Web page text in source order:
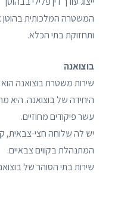
המשטרה המלכותית בהוטן
ותחזוקת בתי הכלא.
בוצואנה
שירות משטרת בוצואנה
היחידה של בוצואנה. היא
עשר פיקודים מחוזיים.
המתנהלת בקווים צבאיים.
שירות בתי הסוהר של